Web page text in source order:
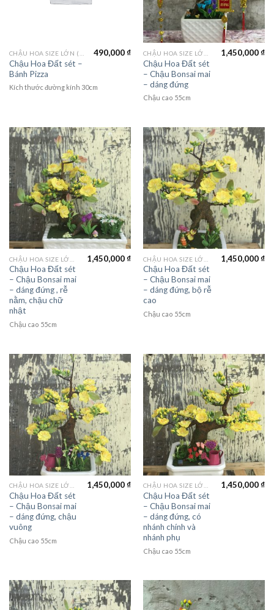
Chậu Hoa Đất sét –
Bánh Pizza
490,000₫
Kích thước đường kính 30cm
Chậu Hoa Đất sét
– Chậu Bonsai mai
– dáng đứng
1,450,000₫
Chậu cao 55cm
Chậu Hoa Đất sét
– Chậu Bonsai mai
– dáng đứng , rễ
nằm, chậu chữ
nhật
1,450,000₫
Chậu cao 55cm
Chậu Hoa Đất sét
– Chậu Bonsai mai
– dáng đứng, bộ rễ
cao
1,450,000₫
Chậu cao 55cm
CHẬU HOA SIZE LỚN (LAGER FLOWER)
Chậu Hoa Đất sét
– Chậu Bonsai mai
– dáng đứng, chậu
vuông
1,450,000₫
Chậu cao 55cm
CHẬU HOA SIZE LỚN (LAGER FLOWER)
Chậu Hoa Đất sét
– Chậu Bonsai mai
– dáng đứng, có
nhánh chính và
nhánh phụ
1,450,000₫
Chậu cao 55cm